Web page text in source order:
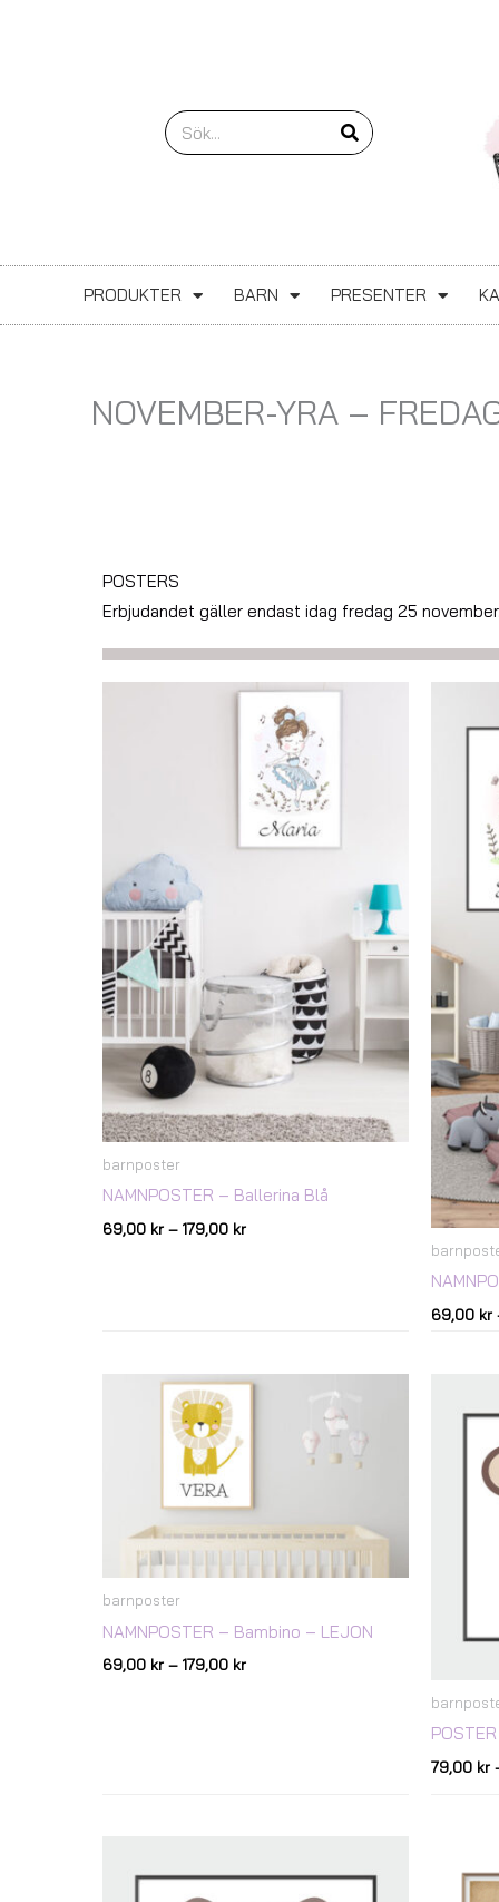
Sök
PRODUKTER BARN PRESENTER
NOVEMBER-YRA –
POSTERS
Erbjudandet gäller endast idag fredag 25
barnposter
NAMNPOSTER – Ballerina Blå
69,00 kr – 179,00 kr
Prisintervall:
69,00 kr
till
179,00 kr
69,00 kr
barnposter
NAMNPOSTER – Bambino – LEJON
69,00 kr – 179,00 kr
Prisintervall:
79,00 kr
till